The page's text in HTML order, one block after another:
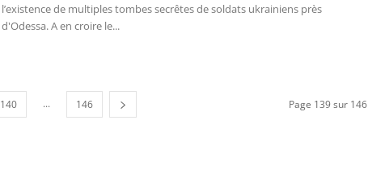
l’existence de multiples tombes secrêtes de soldats ukrainiens près
d'Odessa. A en croire le...
140 ... 146 Page 139 sur 146